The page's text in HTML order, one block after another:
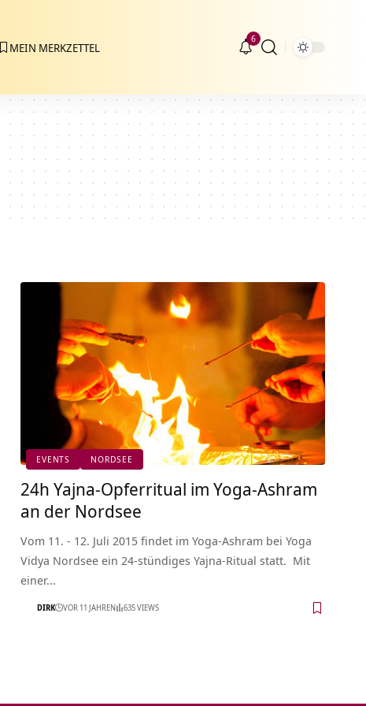
MEIN MERKZETTEL
6
EVENTS NORDSEE
24h Yajna-Opferritual im Yoga-Ashram
an der Nordsee
Vom 11. - 12. Juli 2015 findet im Yoga-Ashram bei Yoga
Vidya Nordsee ein 24-stündiges Yajna-Ritual statt. Mit
einer…
DIRK VOR 11 JAHREN 635 VIEWS